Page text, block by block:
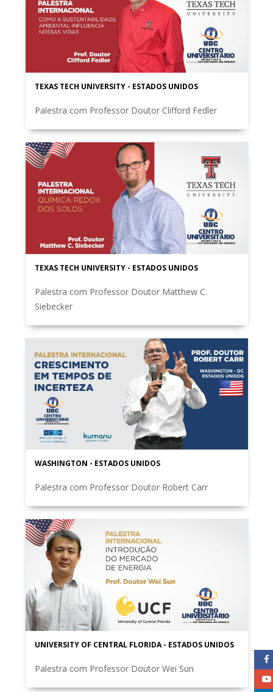
TEXAS TECH UNIVERSITY - ESTADOS UNIDOS
Palestra com Professor Doutor Clifford Fedler
TEXAS TECH UNIVERSITY - ESTADOS UNIDOS
Palestra com Professor Doutor Matthew C.
Siebecker
WASHINGTON - ESTADOS UNIDOS
Palestra com Professor Doutor Robert Carr
UNIVERSITY OF CENTRAL FLORIDA - ESTADOS UNIDOS
Palestra com Professor Doutor Wei Sun